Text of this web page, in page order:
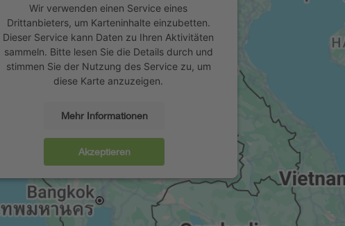
Wir verwenden einen Service eines
Drittanbieters, um Karteninhalte einzubetten.
Dieser Service kann Daten zu Ihren Aktivitäten
sammeln. Bitte lesen Sie die Details durch und
stimmen Sie der Nutzung des Service zu, um
diese Karte anzuzeigen.
Mehr Informationen
Akzeptieren